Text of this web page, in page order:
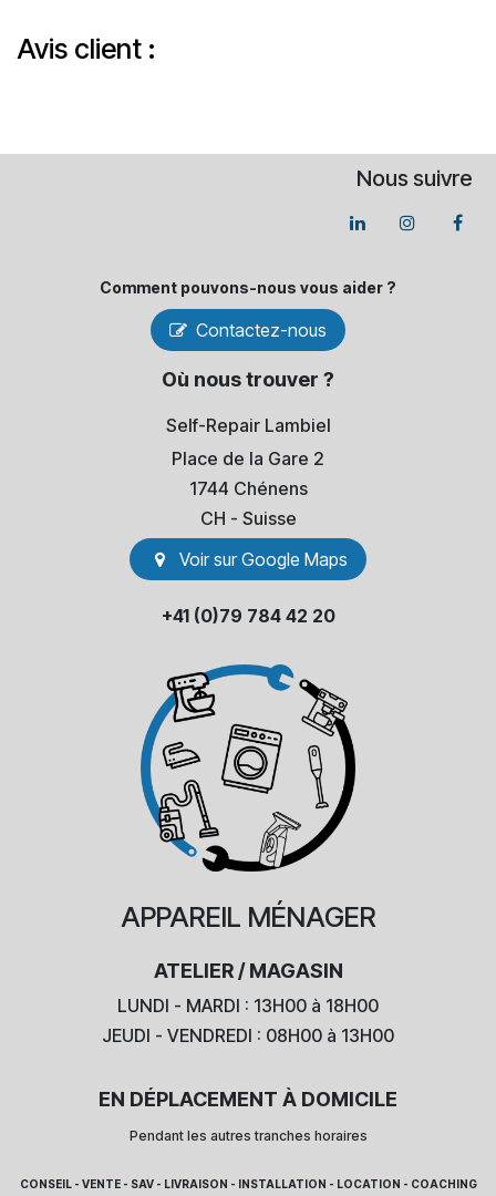
Avis client :
Nous suivre
Comment pouvons-​nous vous aider ?
Contactez-nous
Où nous trouver ?
Self-Repair Lambiel
Place de la Gare 2
1744 Chénens
​CH - Suisse
Voir sur Go​​ogle Maps
+41 (0)79 784 42 20
APPAREIL MÉNAGER
ATELIER / MAGASIN
LUNDI - MARDI : 13H00 à 18H00
JEUDI - VENDREDI : 08H00 à 13H00
EN DÉPLACEMENT À DOMICILE
Pendant les autres tranches horaires
CONSEIL - VENTE - SAV - LIVRAISON - INSTALLATION - LOCATION - COACHING